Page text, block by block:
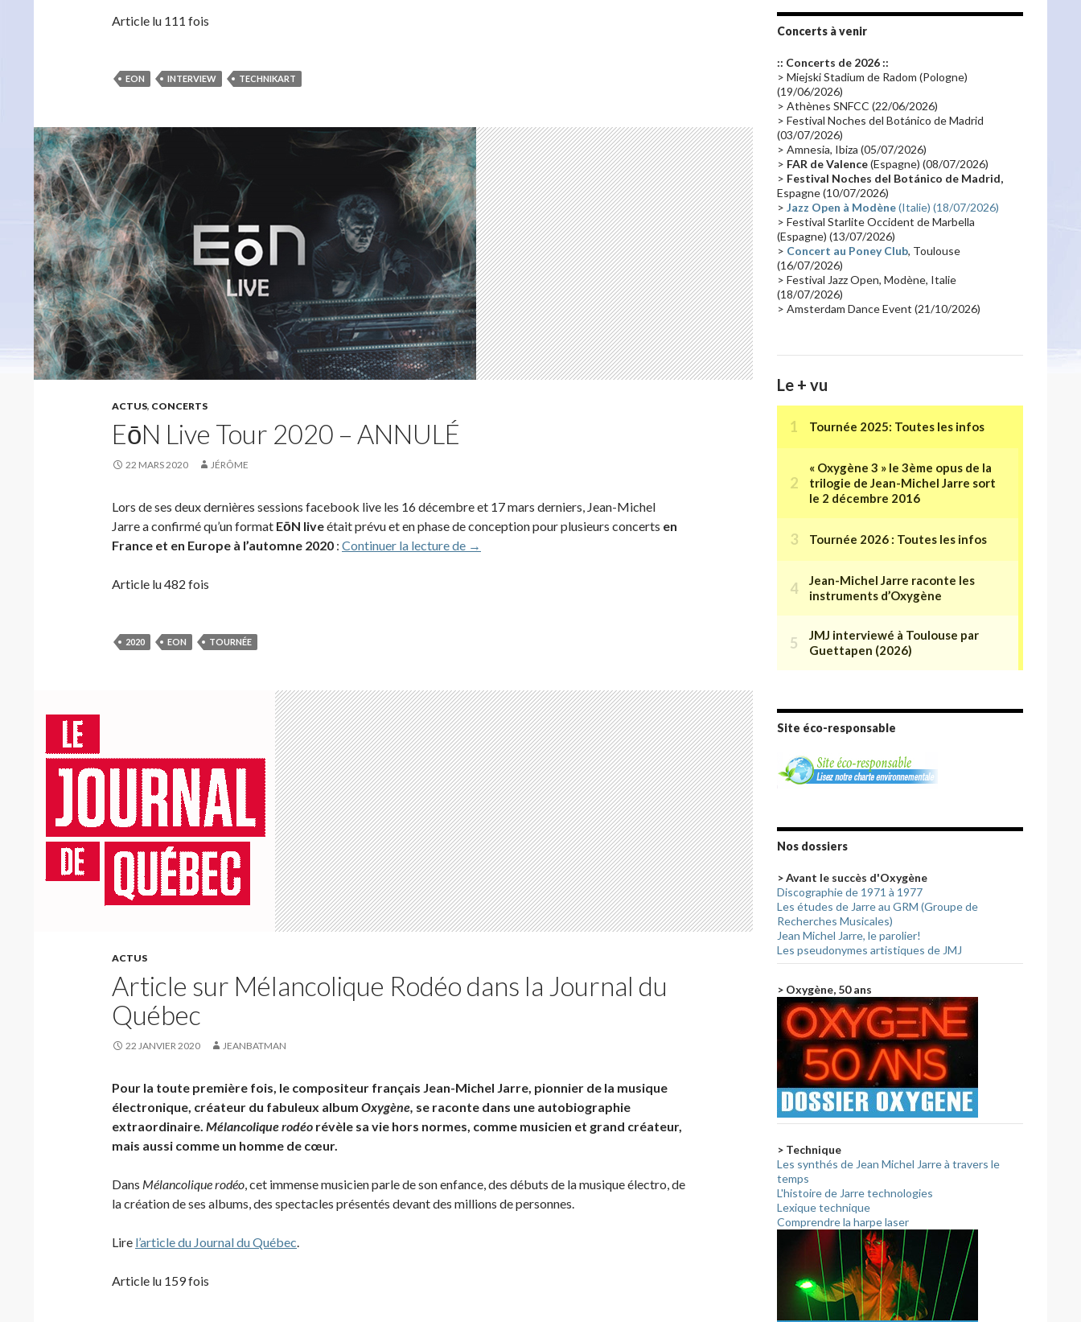
Article lu 111 fois
EON INTERVIEW TECHNIKART
ACTUS, CONCERTS
EōN Live Tour 2020 – ANNULÉ
22 MARS 2020 JÉRÔME
Lors de ses deux dernières sessions facebook live les 16 décembre et 17 mars derniers, Jean-Michel
Jarre a confirmé qu’un format EōN liveétait prévu et en phase de conception pour plusieurs concerts en
France et en Europe à l’automne 2020 : Continuer la lecture de EōN Live Tour 2020 – ANNULÉ
→
Article lu 482 fois
2020 EON TOURNÉE
ACTUS
Article sur Mélancolique Rodéo dans la Journal du
Québec
22 JANVIER 2020 JEANBATMAN
Pour la toute première fois, le compositeur français Jean-Michel Jarre, pionnier de la musique
électronique, créateur du fabuleux album Oxygène, se raconte dans une autobiographie
extraordinaire. Mélancolique rodéo révèle sa vie hors normes, comme musicien et grand créateur,
mais aussi comme un homme de cœur.
Dans Mélancolique rodéo, cet immense musicien parle de son enfance, des débuts de la musique électro, de
la création de ses albums, des spectacles présentés devant des millions de personnes.
Lire l’article du Journal du Québec.
Article lu 159 fois
Promo 2019
Emissions 2010 Disques rares
Synthé 70's(20)
Claviériste(19) Groupe de Recherche Musicale
France 2 (18)
Critique(17) Coffret(17) Chronologie(16)
Passages radio(16)
Synthé 80's(16) Les concerts en Chine (16)
Cinéma(16) Houston
Synthé Roland Belgique
Récompense(14) Collaborations 70's(14)
Astronomie(14) France Inter(14)
Concerts à venir
:: Concerts de 2026 ::
> Miejski Stadium de Radom (Pologne)
(19/06/2026)
> Athènes SNFCC (22/06/2026)
> Festival Noches del Botánico de Madrid
(03/07/2026)
> Amnesia, Ibiza (05/07/2026)
> FAR de Valence(Espagne) (08/07/2026)
> Festival Noches del Botánico de Madrid,
Espagne (10/07/2026)
> Jazz Open à Modène(Italie) (18/07/2026)
> Festival Starlite Occident de Marbella
(Espagne) (13/07/2026)
> Concert au Poney Club, Toulouse
(16/07/2026)
> Festival Jazz Open, Modène, Italie
(18/07/2026)
> Amsterdam Dance Event (21/10/2026)
Le + vu
Site éco-responsable
Nos dossiers
> Avant le succès d'Oxygène
Discographie de 1971 à 1977
Les études de Jarre au GRM (Groupe de
Recherches Musicales)
Jean Michel Jarre, le parolier!
Les pseudonymes artistiques de JMJ
> Oxygène, 50 ans
> Technique
Les synthés de Jean Michel Jarre à travers le
temps
L'histoire de Jarre technologies
Lexique technique
Comprendre la harpe laser